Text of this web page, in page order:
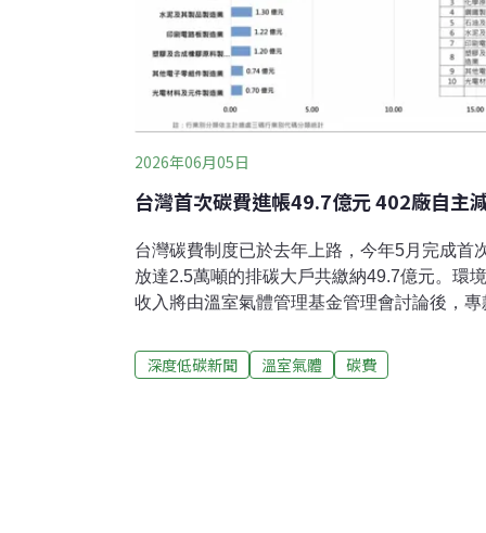
2026年06月05日
台灣首次碳費進帳49.7億元 402廠自主
台灣碳費制度已於去年上路，今年5月完成首
放達2.5萬噸的排碳大戶共繳納49.7億元。環
收入將由溫室氣體管理基金管理會討論後，
率調升，高碳洩漏風險的係數也會一併調整
管制碳交易（ETS）制度，以對接國家減量
深度低碳新聞 溫室氣體 碳費